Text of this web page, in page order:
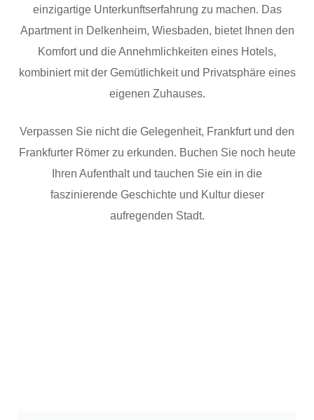
einzigartige Unterkunftserfahrung zu machen. Das
Apartment in Delkenheim, Wiesbaden, bietet Ihnen den
Komfort und die Annehmlichkeiten eines Hotels,
kombiniert mit der Gemütlichkeit und Privatsphäre eines
eigenen Zuhauses.
Verpassen Sie nicht die Gelegenheit, Frankfurt und den
Frankfurter Römer zu erkunden. Buchen Sie noch heute
Ihren Aufenthalt und tauchen Sie ein in die
faszinierende Geschichte und Kultur dieser
aufregenden Stadt.